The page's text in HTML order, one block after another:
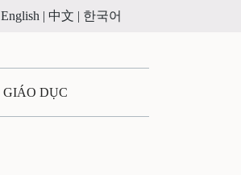
English | 中文 | 한국어
GIÁO DỤC